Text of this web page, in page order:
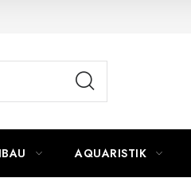
AQUARISTIK